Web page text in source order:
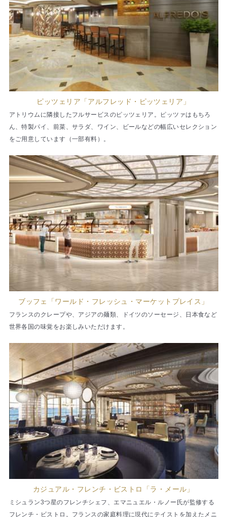
ピッツェリア「アルフレッド・ピッツェリア」
アトリウムに隣接したフルサービスのピッツェリア。ピッツァはもちろ
ん、特製パイ、前菜、サラダ、ワイン、ビールなどの幅広いセレクション
をご用意しています（一部有料）。
ブッフェ「ワールド・フレッシュ・マーケットプレイス」
フランスのクレープや、アジアの麺類、ドイツのソーセージ、日本食など
世界各国の味覚をお楽しみいただけます。
カジュアル・フレンチ・ビストロ「ラ・メール」
ミシュラン3つ星のフレンチシェフ、エマニュエル・ルノー氏が監修する
フレンチ・ビストロ。フランスの家庭料理に現代にテイストを加えたメニ